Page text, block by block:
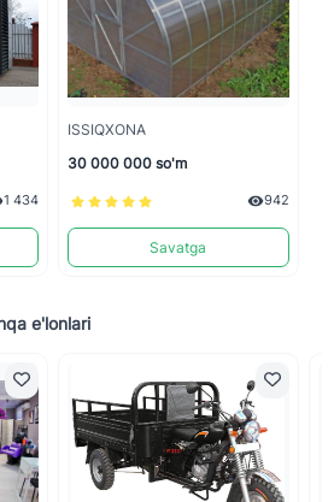
1 434
ISSIQXONA
30 000 000 so'm
942
Savatga
e'lonlari